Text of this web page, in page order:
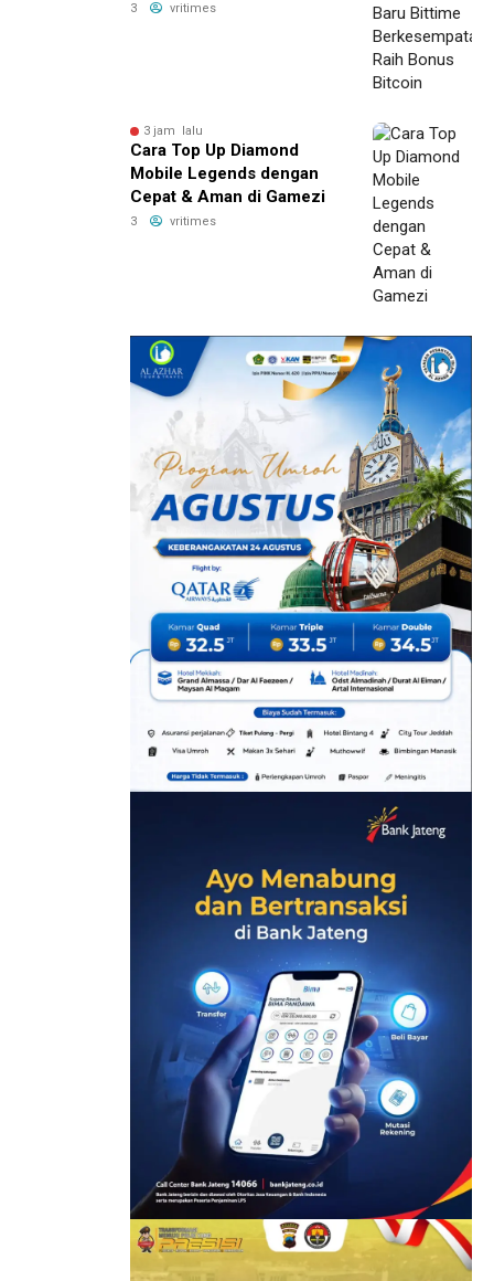
Raih Bonus Bitcoin
3 vritimes
3 jam lalu
Cara Top Up Diamond
Mobile Legends dengan
Cepat & Aman di Gamezi
3 vritimes